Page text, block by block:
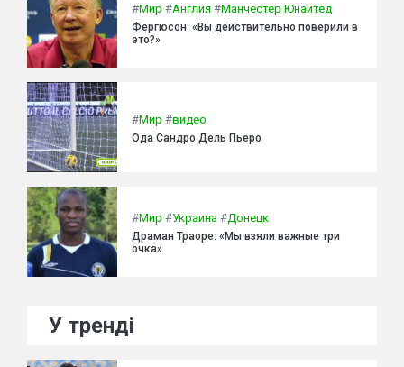
#Мир #Англия #Манчестер Юнайтед
Фергюсон: «Вы действительно поверили в
это?»
#Мир #видео
Ода Сандро Дель Пьеро
#Мир #Украина #Донецк
Драман Траоре: «Мы взяли важные три
очка»
У тренді